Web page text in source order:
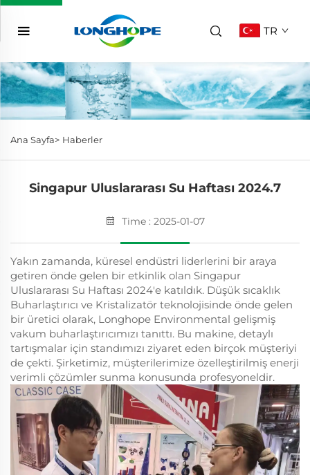
TR
Ana Sayfa> Haberler
Singapur Uluslararası Su Haftası 2024.7
Time : 2025-01-07
Yakın zamanda, küresel endüstri liderlerini bir araya
getiren önde gelen bir etkinlik olan Singapur
Uluslararası Su Haftası 2024'e katıldık. Düşük sıcaklık
Buharlaştırıcı ve Kristalizatör teknolojisinde önde gelen
bir üretici olarak, Longhope Environmental gelişmiş
vakum buharlaştırıcımızı tanıttı. Bu makine, detaylı
tartışmalar için standımızı ziyaret eden birçok müşteriyi
de çekti. Şirketimiz, müşterilerimize özelleştirilmiş enerji
verimli çözümler sunma konusunda profesyoneldir.